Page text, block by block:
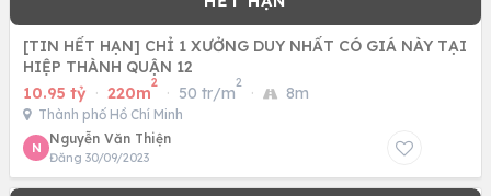
[TIN HẾT HẠN] CHỈ 1 XƯỞNG DUY NHẤT CÓ GIÁ NÀY TẠI
HIỆP THÀNH QUẬN 12
10.95 tỷ · 220m
2
· 50 tr/m
2
· 8m
Thành phố Hồ Chí Minh
N
Nguyễn Văn Thiện
Đăng 30/09/2023